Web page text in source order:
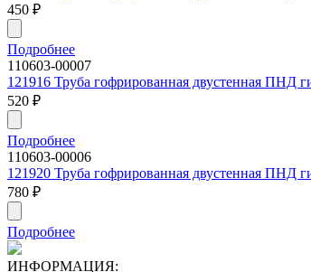
450 ₽
Подробнее
110603-00007
121916 Труба гофрированная двустенная ПНД
520 ₽
Подробнее
110603-00006
121920 Труба гофрированная двустенная ПНД
780 ₽
Подробнее
ИНФОРМАЦИЯ: